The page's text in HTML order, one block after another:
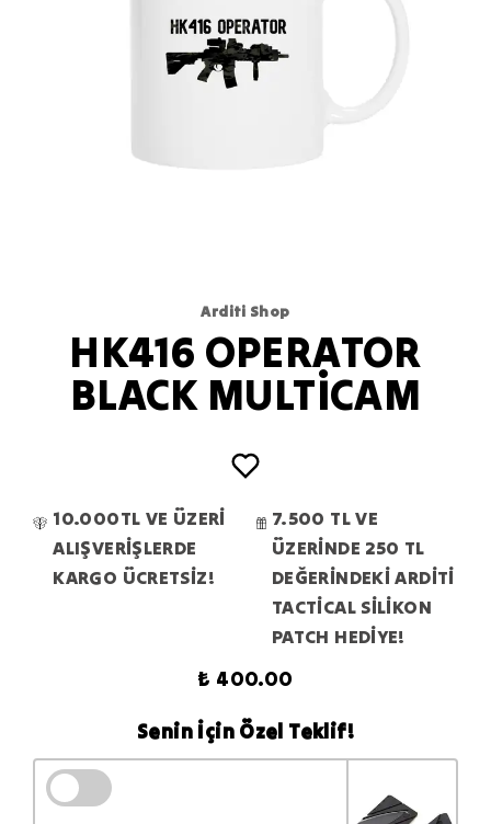
Arditi Shop
HK416 OPERATOR
BLACK MULTİCAM
10.000TL VE ÜZERİ
ALIŞVERİŞLERDE
KARGO ÜCRETSİZ!
7.500 TL VE
ÜZERİNDE 250 TL
DEĞERİNDEKİ ARDİTİ
TACTİCAL SİLİKON
PATCH HEDİYE!
₺ 400.00
Senin İçin Özel Teklif!